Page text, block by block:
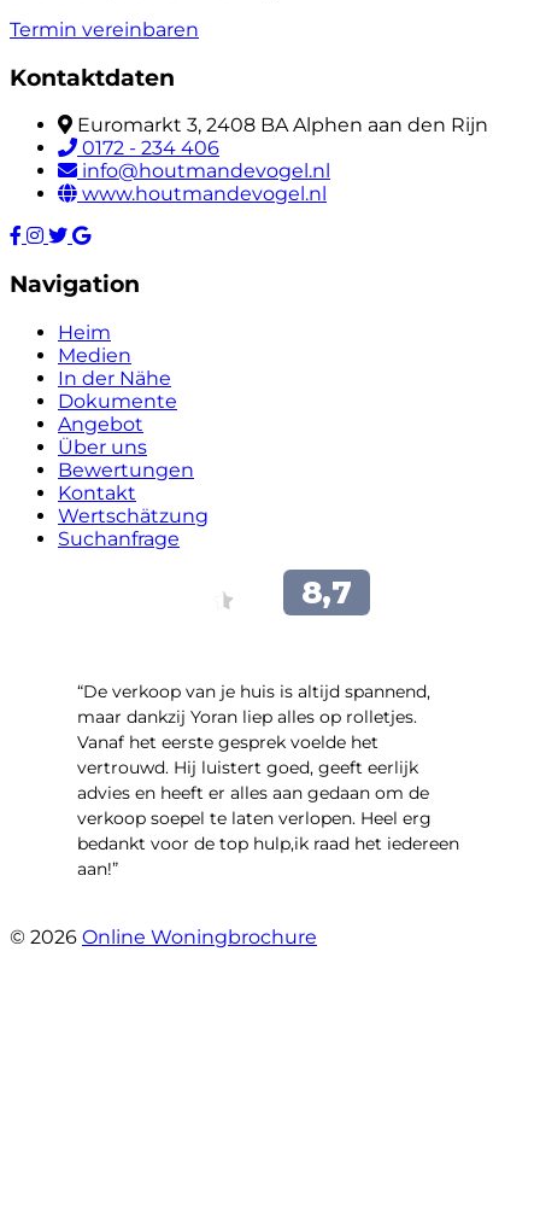
Termin vereinbaren
Kontaktdaten
Euromarkt 3, 2408 BA Alphen aan den Rijn
0172 - 234 406
info@houtmandevogel.nl
www.houtmandevogel.nl
Navigation
Heim
Medien
In der Nähe
Dokumente
Angebot
Über uns
Bewertungen
Kontakt
Wertschätzung
Suchanfrage
“​De verkoop van je huis is altijd spannend,
maar dankzij Yoran liep alles op rolletjes.
Vanaf het eerste gesprek voelde het
vertrouwd. Hij luistert goed, geeft eerlijk
advies en heeft er alles aan gedaan om de
verkoop soepel te laten verlopen. Heel erg
bedankt voor de top hulp,ik raad het iedereen
aan!”
© 2026 Online Woningbrochure